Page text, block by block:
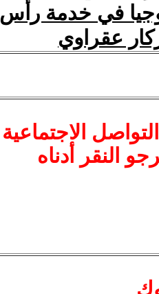
في خدمة رأس
عقراوي
الاجتماعية
النقر أدناه